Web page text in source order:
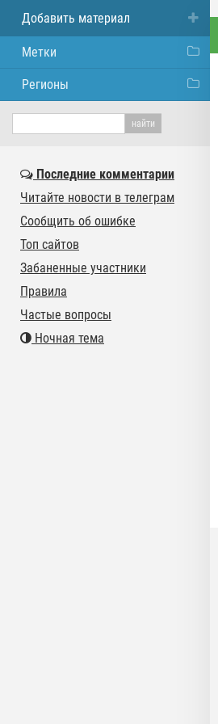
Добавить материал
Метки
Регионы
Последние комментарии
Читайте новости в телеграм
Сообщить об ошибке
Топ сайтов
Забаненные участники
Правила
Частые вопросы
Ночная тема